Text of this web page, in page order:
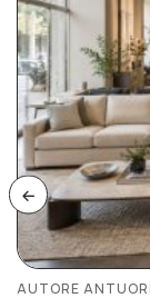
AUTORE ANTUORI